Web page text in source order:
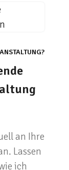
an Ihre
Lassen
ich